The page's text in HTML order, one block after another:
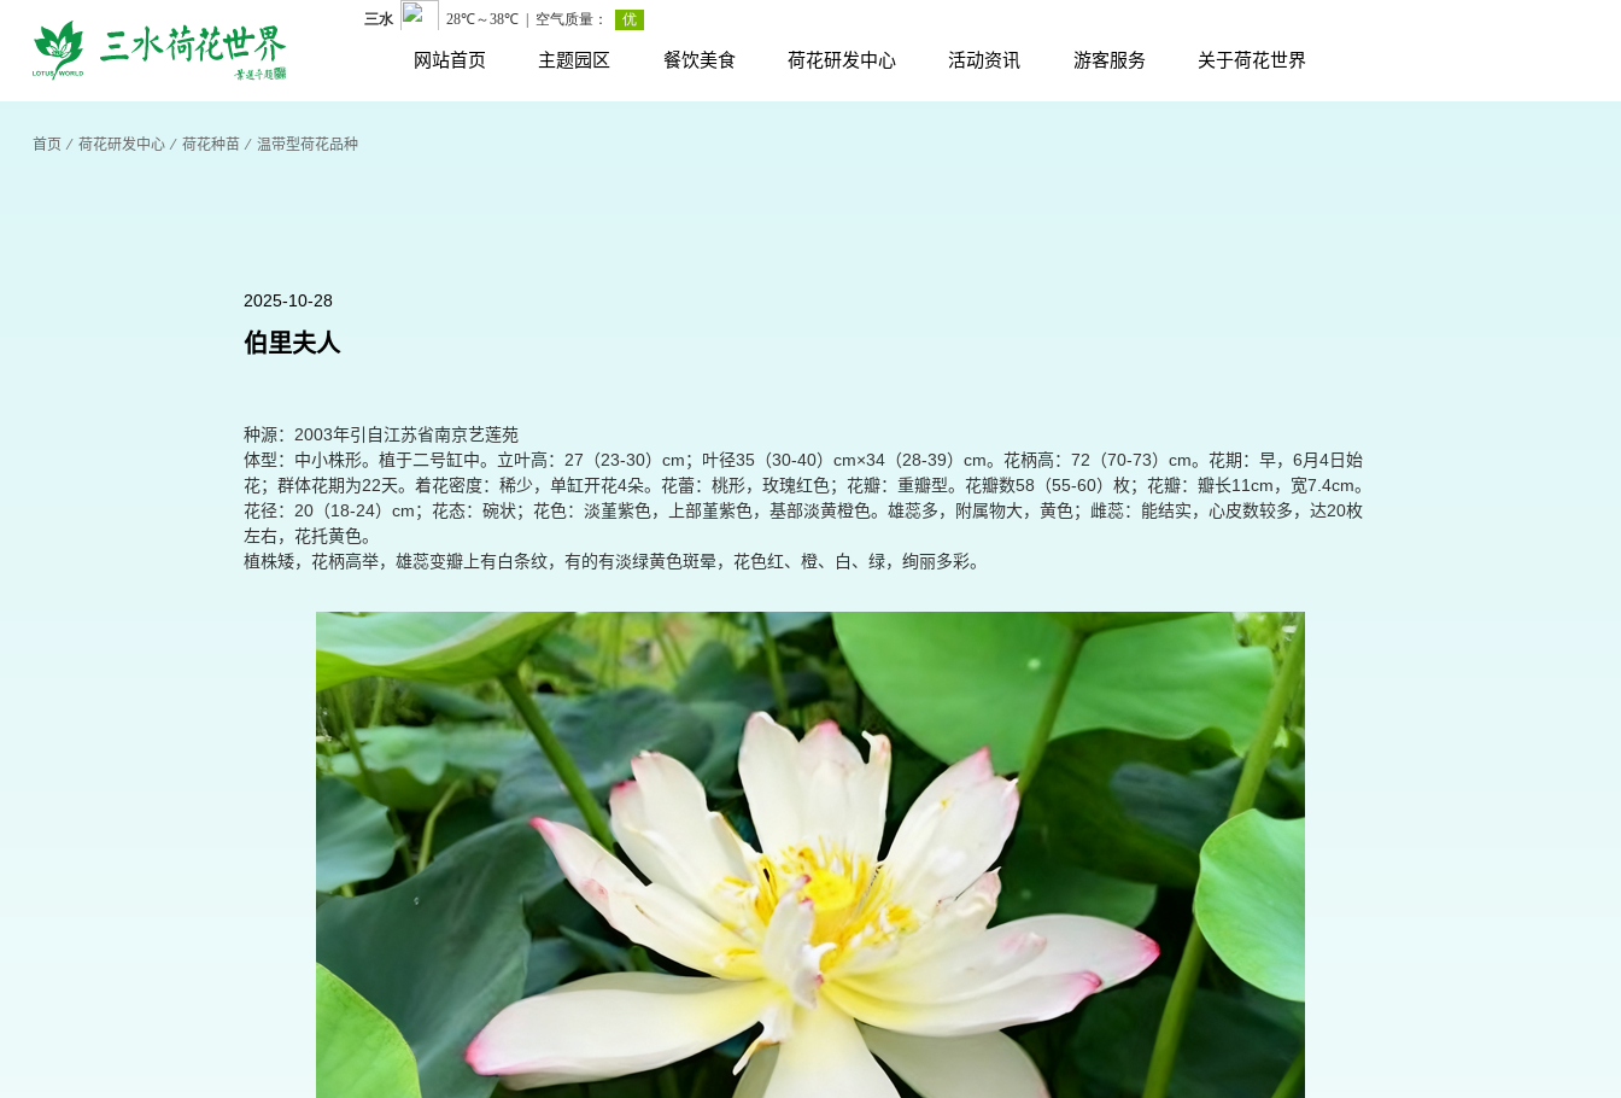
网站首页 主题园区 餐饮美食 荷花研发中心 活动资讯 游客服务 关于荷花世界
首页 ⁄ 荷花研发中心⁄ 荷花种苗 ⁄ 温带型荷花品种
2025-10-28
伯里夫人
种源：2003年引自江苏省南京艺莲苑
体型：中小株形。植于二号缸中。立叶高：27（23-30）cm；叶径35（30-40）cm×34（28-39）cm。花柄高：72（70-73）cm。花期：早，6月4日始
花；群体花期为22天。着花密度：稀少，单缸开花4朵。花蕾：桃形，玫瑰红色；花瓣：重瓣型。花瓣数58（55-60）枚；花瓣：瓣长11cm，宽7.4cm。
花径：20（18-24）cm；花态：碗状；花色：淡堇紫色，上部堇紫色，基部淡黄橙色。雄蕊多，附属物大，黄色；雌蕊：能结实，心皮数较多，达20枚
左右，花托黄色。
植株矮，花柄高举，雄蕊变瓣上有白条纹，有的有淡绿黄色斑晕，花色红、橙、白、绿，绚丽多彩。